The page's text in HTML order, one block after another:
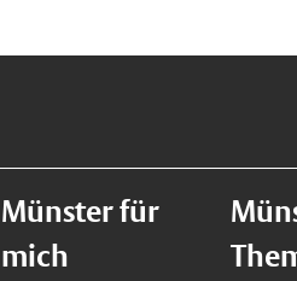
Münster für
mich